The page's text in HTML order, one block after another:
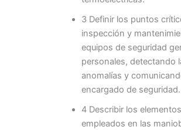
3 Definir los puntos
inspección y
equipos de seguridad
personales, detectando
anomalías y
encargado de seguridad.
4 Describir los
empleados en las